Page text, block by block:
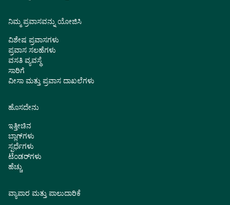
ನಿಮ್ಮ ಪ್ರವಾಸವನ್ನು ಯೋಜಿಸಿ
ವಿಶೇಷ ಪ್ರವಾಸಗಳು
ಪ್ರವಾಸ ಸಲಹೆಗಳು
ವಸತಿ ವ್ಯವಸ್ಥೆ
ಸಾರಿಗೆ
ವೀಸಾ ಮತ್ತು ಪ್ರವಾಸ ದಾಖಲೆಗಳು
ಹೊಸದೇನು
ಇತ್ತೀಚಿನ
ಬ್ಲಾಗ್‌ಗಳು
ಸ್ಪರ್ಧೆಗಳು
ಟೆಂಡರ್‌ಗಳು
ಹೆಚ್ಚು
ವ್ಯಾಪಾರ ಮತ್ತು ಪಾಲುದಾರಿಕೆ